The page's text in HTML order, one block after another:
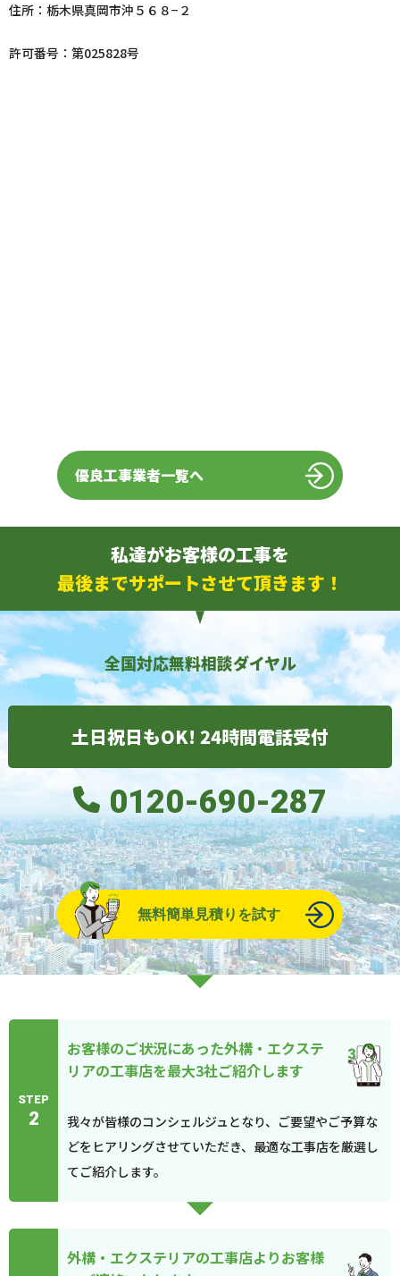
住所：栃木県真岡市沖５６８−２
許可番号：第025828号
優良工事業者一覧へ
私達がお客様の工事を
最後までサポートさせて頂きます！
全国対応無料相談ダイヤル
土日祝日もOK! 24時間電話受付
0120-690-287
無料簡単見積りを試す
STEP
2
お客様のご状況にあった外構・エクステ
リアの工事店を最大3社ご紹介します
我々が皆様のコンシェルジュとなり、ご要望やご予算な
どをヒアリングさせていただき、最適な工事店を厳選し
てご紹介します。
外構・エクステリアの工事店よりお客様